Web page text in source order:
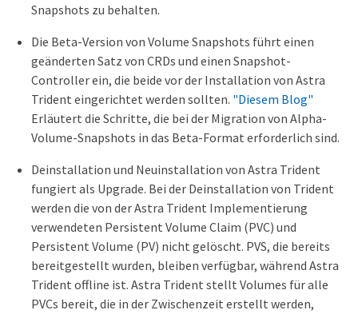
Snapshots zu behalten.
Die Beta-Version von Volume Snapshots führt einen
geänderten Satz von CRDs und einen Snapshot-
Controller ein, die beide vor der Installation von Astra
Trident eingerichtet werden sollten. "Diesem Blog"
Erläutert die Schritte, die bei der Migration von Alpha-
Volume-Snapshots in das Beta-Format erforderlich sind.
Deinstallation und Neuinstallation von Astra Trident
fungiert als Upgrade. Bei der Deinstallation von Trident
werden die von der Astra Trident Implementierung
verwendeten Persistent Volume Claim (PVC) und
Persistent Volume (PV) nicht gelöscht. PVS, die bereits
bereitgestellt wurden, bleiben verfügbar, während Astra
Trident offline ist. Astra Trident stellt Volumes für alle
PVCs bereit, die in der Zwischenzeit erstellt werden,